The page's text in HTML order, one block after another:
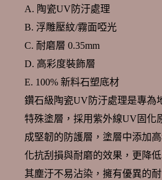
A. 陶瓷UV防汙處理
B. 浮雕壓紋/霧面啞光
C. 耐磨層 0.35mm
D. 高彩度裝飾層
E. 100% 新料石塑底材
鑽石級陶瓷UV防汙處理是專為
特殊塗層，採用紫外線UV固化
成堅韌的防護層，塗層中添加
化抗刮損與耐磨的效果，更降
其塵汙不易沾染，擁有優異的耐